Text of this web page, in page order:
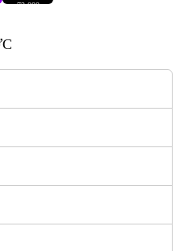
73,000